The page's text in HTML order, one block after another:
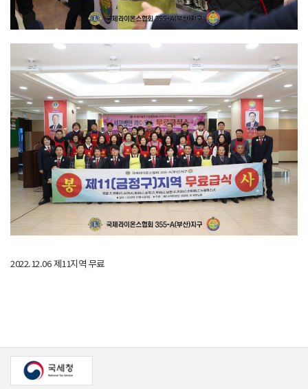
2022.12.06 제11지역 무료